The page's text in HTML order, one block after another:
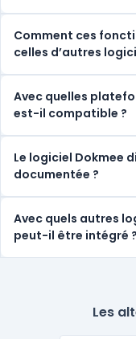
Comment ces
celles d’autres
Avec quelles
est-il compatible ?
Le logiciel Dokmee
documentée ?
Avec quels autres
peut-il être intégré ?
Les